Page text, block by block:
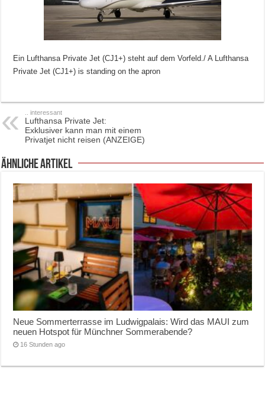
Ein Lufthansa Private Jet (CJ1+) steht auf dem Vorfeld./ A Lufthansa
Private Jet (CJ1+) is standing on the apron
.. interessant
Lufthansa Private Jet:
Exklusiver kann man mit einem
Privatjet nicht reisen (ANZEIGE)
ähnliche Artikel
Neue Sommerterrasse im Ludwigpalais: Wird das MAUI zum
neuen Hotspot für Münchner Sommerabende?
16 Stunden ago